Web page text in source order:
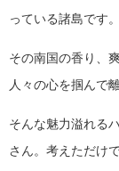
っている諸島です。
その南国の香り、
人々の心を掴んで
そんな魅力溢れる
さん。考えただけ